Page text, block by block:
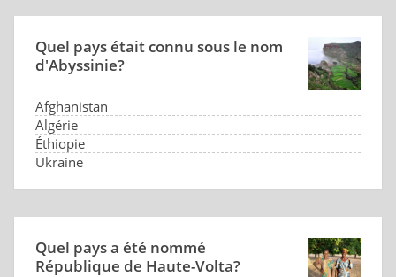
Quel pays était connu sous le nom
d'Abyssinie?
Afghanistan
Algérie
Éthiopie
Ukraine
Quel pays a été nommé
République de Haute-Volta?